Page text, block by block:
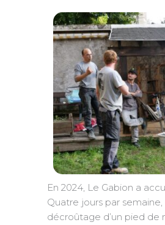
En 2024, Le Gabion a
Quatre jours par
décroûtage d’un pied de